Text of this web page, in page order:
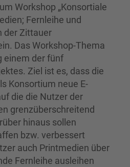
Workshop „Konsortiale
Fernleihe und
der Zittauer
Das Workshop-Thema
einem der fünf
Ziel ist es, dass die
Konsortium neue E-
die die Nutzer der
grenzüberschreitend
hinaus sollen
bzw. verbessert
auch Printmedien über
Fernleihe ausleihen